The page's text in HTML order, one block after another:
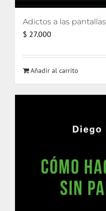
Adictos a las pantallas
$ 27.000
Añadir al carrito